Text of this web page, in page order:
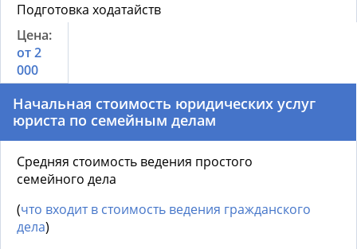
Подготовка ходатайств
от 2
000
Начальная стоимость юридических услуг
юриста по семейным делам
Средняя стоимость ведения простого
семейного дела
(что входит в стоимость ведения гражданского
дела)